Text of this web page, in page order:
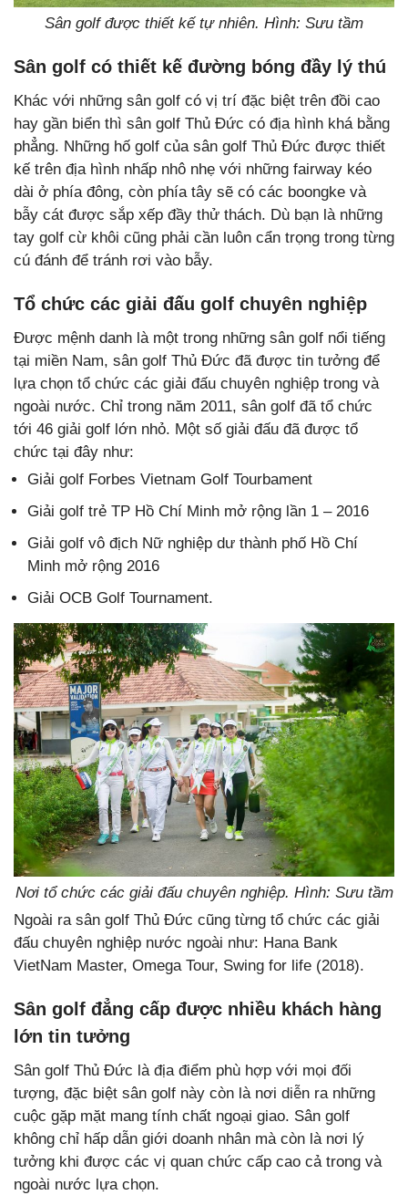
Sân golf được thiết kế tự nhiên. Hình: Sưu tầm
Sân golf có thiết kế đường bóng đầy lý thú
Khác với những sân golf có vị trí đặc biệt trên đồi cao
hay gần biển thì sân golf Thủ Đức có địa hình khá bằng
phẳng. Những hố golf của sân golf Thủ Đức được thiết
kế trên địa hình nhấp nhô nhẹ với những fairway kéo
dài ở phía đông, còn phía tây sẽ có các boongke và
bẫy cát được sắp xếp đầy thử thách. Dù bạn là những
tay golf cừ khôi cũng phải cần luôn cẩn trọng trong từng
cú đánh để tránh rơi vào bẫy.
Tổ chức các giải đấu golf chuyên nghiệp
Được mệnh danh là một trong những sân golf nổi tiếng
tại miền Nam, sân golf Thủ Đức đã được tin tưởng để
lựa chọn tổ chức các giải đấu chuyên nghiệp trong và
ngoài nước. Chỉ trong năm 2011, sân golf đã tổ chức
tới 46 giải golf lớn nhỏ. Một số giải đấu đã được tổ
chức tại đây như:
Giải golf Forbes Vietnam Golf Tourbament
Giải golf trẻ TP Hồ Chí Minh mở rộng lần 1 – 2016
Giải golf vô địch Nữ nghiệp dư thành phố Hồ Chí
Minh mở rộng 2016
Giải OCB Golf Tournament.
Nơi tổ chức các giải đấu chuyên nghiệp. Hình: Sưu tầm
Ngoài ra sân golf Thủ Đức cũng từng tổ chức các giải
đấu chuyên nghiệp nước ngoài như: Hana Bank
VietNam Master, Omega Tour, Swing for life (2018).
Sân golf đẳng cấp được nhiều khách hàng
lớn tin tưởng
Sân golf Thủ Đức là địa điểm phù hợp với mọi đối
tượng, đặc biệt sân golf này còn là nơi diễn ra những
cuộc gặp mặt mang tính chất ngoại giao. Sân golf
không chỉ hấp dẫn giới doanh nhân mà còn là nơi lý
tưởng khi được các vị quan chức cấp cao cả trong và
ngoài nước lựa chọn.